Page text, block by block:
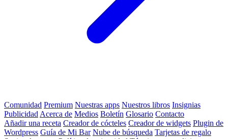
Comunidad Premium Nuestras apps Nuestros libros Insignias
Publicidad Acerca de Medios Boletín Glosario Contacto
Añadir una receta Creador de cócteles Creador de widgets Plugin de
Wordpress Guía de Mi Bar Nube de búsqueda Tarjetas de regalo